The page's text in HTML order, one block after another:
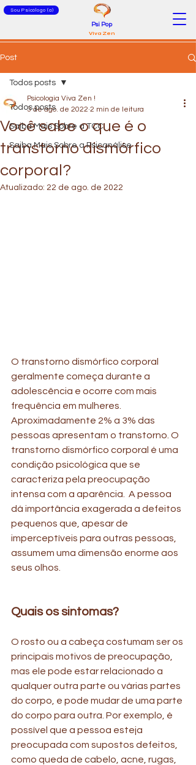
Sou Psicólogo (a)
Psi Pop
Viva Zen
Post
Todos posts
Saiba Mais Sobre a TCC
Saiba Mais Sobre a Psicanálise
Todos posts
Você sabe o que é o
transtorno dismórfico
corporal?
Psicologia Viva Zen !
3 de ago. de 2022 2 min de leitura
Atualizado: 22 de ago. de 2022
O transtorno dismórfico corporal
geralmente começa durante a
adolescência e ocorre com mais
frequência em mulheres.
Aproximadamente 2% a 3% das
pessoas apresentam o transtorno. O
transtorno dismórfico corporal é uma
condição psicológica que se
caracteriza pela preocupação
intensa com a aparência.  A pessoa
dá importância exagerada a defeitos
pequenos que, apesar de
imperceptíveis para outras pessoas,
assumem uma dimensão enorme aos
seus olhos.
Quais os sintomas?
O rosto ou a cabeça costumam ser os
principais motivos de preocupação,
mas ele pode estar relacionado a
qualquer outra parte ou várias partes
do corpo, e pode mudar de uma parte
do corpo para outra. Por exemplo, é
possível que a pessoa esteja
preocupada com supostos defeitos,
como queda de cabelo, acne, rugas,